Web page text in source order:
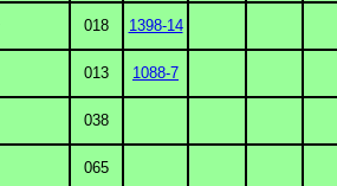
018 1398-14
013 1088-7
038
065